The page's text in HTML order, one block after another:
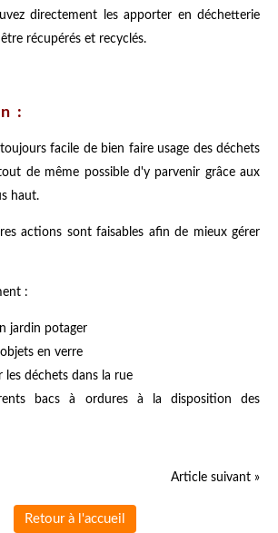
directement les apporter en déchetterie
récupérés et recyclés.
:
facile de bien faire usage des déchets
de même possible d'y parvenir grâce aux
haut.
actions sont faisables afin de mieux gérer
:
jardin potager
en verre
les déchets dans la rue
bacs à ordures à la disposition des
Article suivant »
Retour à l'accueil